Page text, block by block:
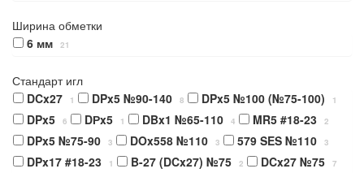
Ширина обметки
6 мм
21
Стандарт игл
DCx27
1 DPx5 №90-140 8 DPx5 №100 (№75-100) 1
DPx5 6 DРx5 1 DBx1 №65-110 4 MR5 #18-23 2
DPx5 №75-90 3 DOx558 №110 3 579 SES №110 3
DPx17 #18-23 1 B-27 (DCx27) №75 2 DCx27 №75 7